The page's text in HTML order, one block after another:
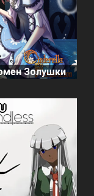
Золушки